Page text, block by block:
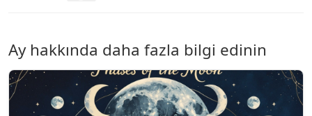
Ay hakkında daha fazla bilgi edinin